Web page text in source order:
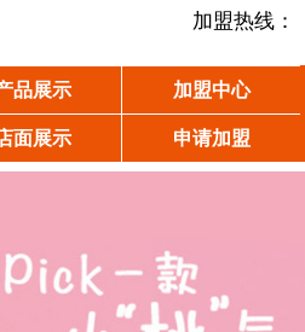
加盟热线：
品展示 加盟中心
面展示 申请加盟